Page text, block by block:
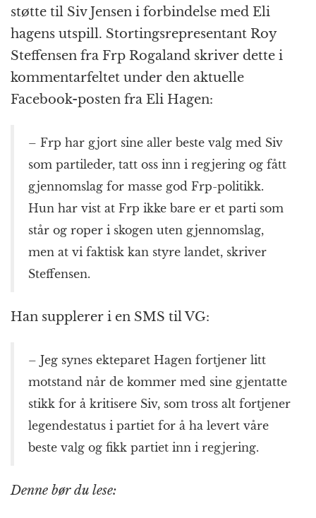
støtte til Siv Jensen i forbindelse med Eli
hagens utspill. Stortingsrepresentant Roy
Steffensen fra Frp Rogaland skriver dette i
kommentarfeltet under den aktuelle
Facebook-posten fra Eli Hagen:
– Frp har gjort sine aller beste valg med Siv
som partileder, tatt oss inn i regjering og fått
gjennomslag for masse god Frp-politikk.
Hun har vist at Frp ikke bare er et parti som
står og roper i skogen uten gjennomslag,
men at vi faktisk kan styre landet, skriver
Steffensen.
Han supplerer i en SMS til VG:
– Jeg synes ekteparet Hagen fortjener litt
motstand når de kommer med sine gjentatte
stikk for å kritisere Siv, som tross alt fortjener
legendestatus i partiet for å ha levert våre
beste valg og fikk partiet inn i regjering.
Denne bør du lese: